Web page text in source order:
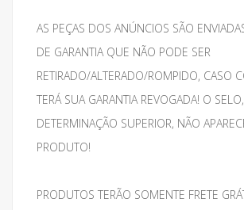
AS PEÇAS DOS ANÚNCIOS SÃO
DE GARANTIA QUE NÃO PODE SER
RETIRADO/ALTERADO/ROMPIDO, CASO
TERÁ SUA GARANTIA REVOGADA! O
DETERMINAÇÃO SUPERIOR, NÃO
PRODUTO!
PRODUTOS TERÃO SOMENTE FRETE